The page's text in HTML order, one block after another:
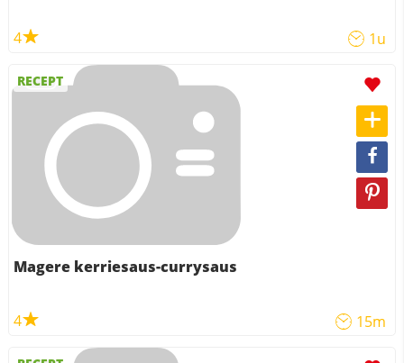
4 1u
RECEPT
Magere kerriesaus-currysaus
4 15m